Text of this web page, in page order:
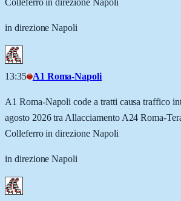
in direzione Napoli
13:35 A1 Roma-Napoli
A1 Roma-Napoli code a tratti causa traffico
agosto 2026 tra Allacciamento A24 Roma-
Colleferro in direzione Napoli
in direzione Napoli